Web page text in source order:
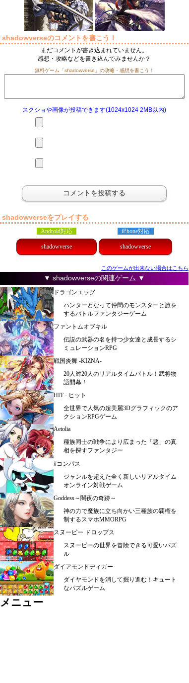
shadowverseのコメントを書こう！
まだコメントが書き込まれていません。
感想・攻略などを書き込んでみませんか？
無料ゲーム「shadowverse」の攻略・感想を書こう！
スクショや画像が投稿できます(1024x1024 2MB以内)
shadowverseをプレイする
Android対応
shadowverse
iPhone対応
shadowverse
このゲームが出来ない場合はこちら
▼ shadowverseの関連ゲーム ▼
ドラゴンエッグ
ハンターとなって仲間のモンスターと旅を
するバトルファンタジーゲーム
ファントムオブキル
伝説の武器の名を持つ少女達と成長するシ
ミュレーションRPG
戦国炎舞 -KIZNA-
20人対20人のリアルタイムバトル！武将物
語開幕！
HIT - ヒット
全世界で人気の超美麗3Dグラフィックのア
クションRPGゲーム
Aetolia
種族同士の戦争により広まった「悪」の真
相を探すファンタジー
#コンパス
ジャンルを超えた全く新しいリアルタイム
オンライン対戦ゲーム
Goddess～闇夜の奇跡～
神の力で魔族に立ち向かい三種族の覇権を
制するスマホMMORPG
スヌーピー ドロップス
スヌーピーの世界を冒険できる可愛いパズ
ル
ダイアモンドディガー
ダイヤモンドを消して掘り進む！キュート
なパズルゲーム
メニュー